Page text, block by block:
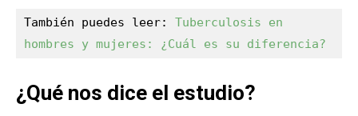
También puedes leer: Tuberculosis en
hombres y mujeres: ¿Cuál es su diferencia?
¿Qué nos dice el estudio?